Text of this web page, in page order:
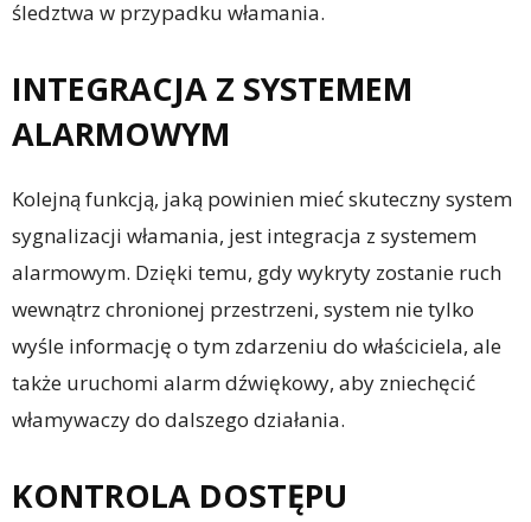
śledztwa w przypadku włamania.
INTEGRACJA Z SYSTEMEM
ALARMOWYM
Kolejną funkcją, jaką powinien mieć skuteczny system
sygnalizacji włamania, jest integracja z systemem
alarmowym. Dzięki temu, gdy wykryty zostanie ruch
wewnątrz chronionej przestrzeni, system nie tylko
wyśle informację o tym zdarzeniu do właściciela, ale
także uruchomi alarm dźwiękowy, aby zniechęcić
włamywaczy do dalszego działania.
KONTROLA DOSTĘPU